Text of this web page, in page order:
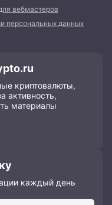
вебмастеров
персональных данных
криптовалюты,
активность,
материалы
каждый день